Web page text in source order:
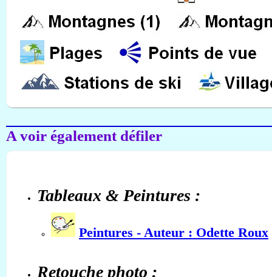
A voir également défiler
Tableaux & Peintures :
Peintures - Auteur : Odette Roux
Retouche photo :